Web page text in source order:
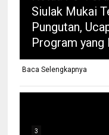
Siulak Mukai
Pungutan,
Program
Baca Selengkapnya
3